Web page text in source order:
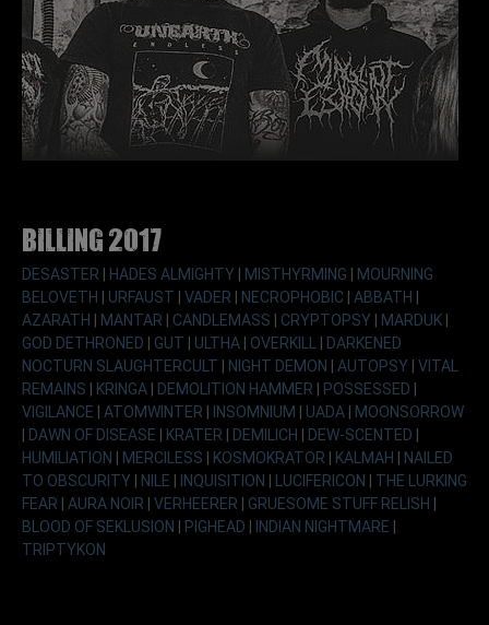
Billing 2017
DESASTER HADES ALMIGHTY MISTHYRMING
MOURNING
BELOVETH
URFAUST VADER NECROPHOBIC ABBATH
AZARATH
MANTAR CANDLEMASS CRYPTOPSY MARDUK
GOD DETHRONED
GUT ULTHA OVERKILL
DARKENED
NOCTURN SLAUGHTERCULT
NIGHT DEMON AUTOPSY
VITAL
REMAINS
KRINGA DEMOLITION HAMMER POSSESSED
VIGILANCE
ATOMWINTER INSOMNIUM UADA
MOONSORROW
DAWN OF DISEASE KRATER DEMILICH DEW-SCENTED
HUMILIATION
MERCILESS KOSMOKRATOR KALMAH
NAILED
TO OBSCURITY
NILE INQUISITION LUCIFERICON
THE LURKING
FEAR
AURA NOIR VERHEERER GRUESOME STUFF RELISH
BLOOD OF SEKLUSION
PIGHEAD INDIAN NIGHTMARE
TRIPTYKON